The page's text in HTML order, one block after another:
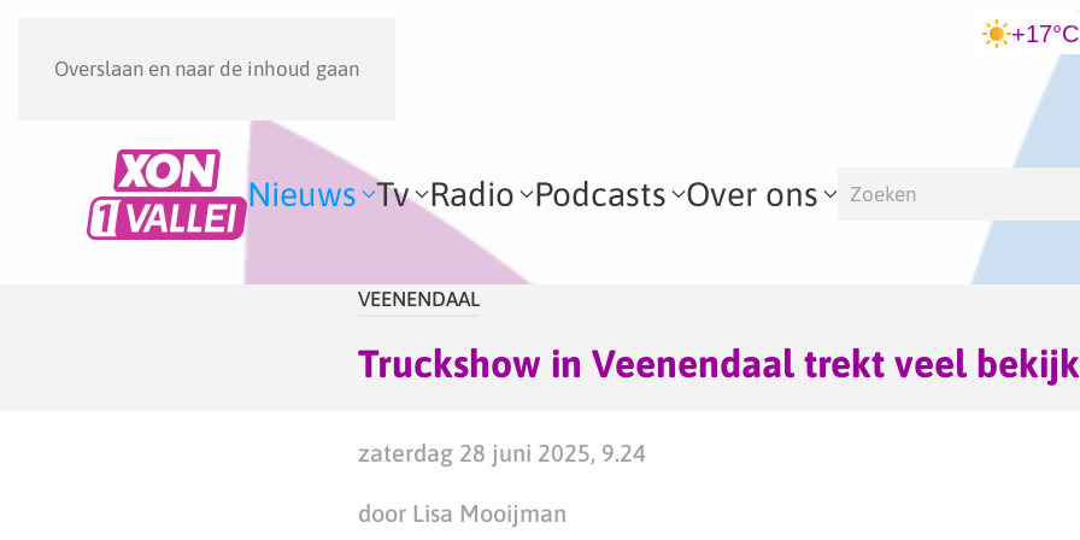
Overslaan en naar de inhoud gaan
+17°C
Nieuws Tv Radio Podcasts Over ons
VEENENDAAL
Truckshow in Veenendaal trekt veel
zaterdag 28 juni 2025, 9.24
door Lisa Mooijman